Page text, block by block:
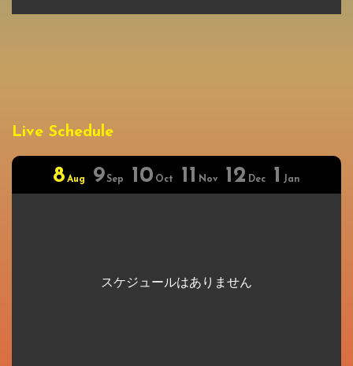
Live Schedule
8 Aug 9 Sep 10 Oct 11 Nov 12 Dec 1 Jan
スケジュールはありません